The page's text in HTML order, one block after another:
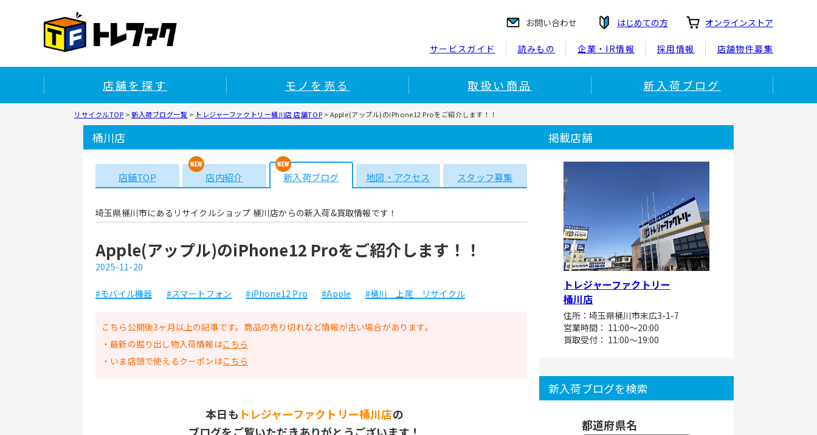
お問い合わせ はじめての方 オンラインストア
サービスガイド 読みもの 企業・IR情報 採用情報 店舗物件募集
店舗を探す モノを売る 取扱い商品 新入荷ブログ
リサイクルTOP >新入荷ブログ一覧 > トレジャーファクトリー桶川店 店舗TOP >Apple(アップル)のiPhone12 Proをご紹介します！！
桶川店
店舗TOP 店内紹介 新入荷ブログ 地図・アクセス スタッフ募集
埼玉県桶川市にあるリサイクルショップ 桶川店からの新入荷&買取情報です！
Apple(アップル)のiPhone12 Proをご紹介します！！
2025-11-20
#モバイル機器 #スマートフォン #iPhone12 Pro #Apple #桶川 上尾 リサイクル
こちら公開後3ヶ月以上の記事です。商品の売り切れなど情報が古い場合があります。
・最新の掘り出し物入荷情報はこちら
・いま店頭で使えるクーポンはこちら
本日も トレジャーファクトリー桶川店の
掲載店舗
トレジャーファクトリー
桶川店
住所：埼玉県桶川市末広3-1-7
営業時間： 11:00～20:00
買取受付： 11:00～19:00
新入荷ブログを検索
都道府県名